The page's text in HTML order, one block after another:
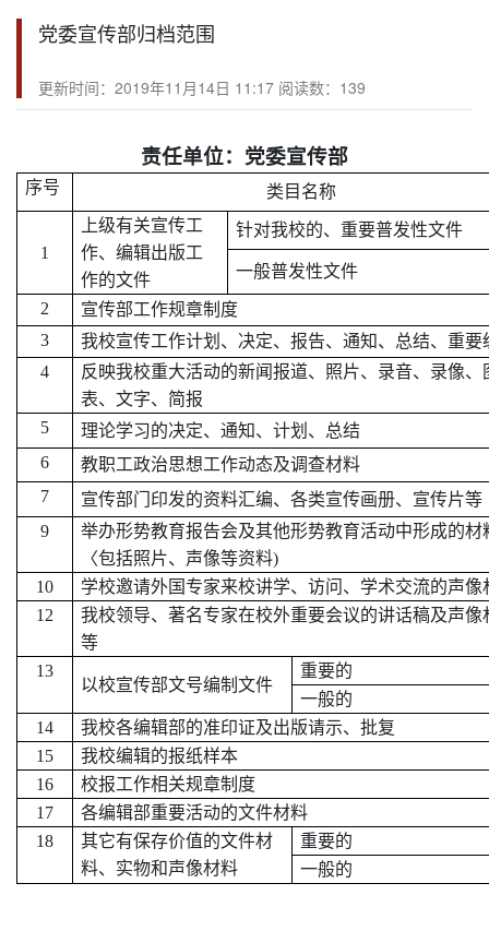
党委宣传部归档范围
更新时间：2019年11月14日 11:17 阅读数： 139
责任单位：党委宣传部
序号 类目名称
1
上级有关宣传工
作、编辑出版工
作的文件
针对我校的、重要普发性文件
一般普发性文件
2
宣传部工作规章制度
3
我校宣传工作计划、决定、报告、通知、总结、重要
4
反映我校重大活动的新闻报道、照片、录音、录像、
表、文字、简报
5
理论学习的决定、通知、计划、总结
6
教职工政治思想工作动态及调查材料
7
宣传部门印发的资料汇编、各类宣传画册、宣传片等
9
举办形势教育报告会及其他形势教育活动中形成的材
〈包括照片、声像等资料)
10
学校邀请外国专家来校讲学、访问、学术交流的声像
12
我校领导、著名专家在校外重要会议的讲话稿及声像
等
13
以校宣传部文号编制文件
重要的
一般的
14
我校各编辑部的准印证及出版请示、批复
15
我校编辑的报纸样本
16
校报工作相关规章制度
17
各编辑部重要活动的文件材料
18
其它有保存价值的文件材
料、实物和声像材料
重要的
一般的